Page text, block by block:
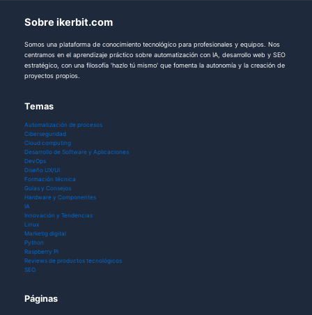
Sobre ikerbit.com
Somos una plataforma de conocimiento tecnológico para profesionales y equipos. Nos
centramos en el aprendizaje práctico sobre automatización con IA, desarrollo web y SEO
estratégico, con una filosofía 'hazlo tú mismo' que fomenta la autonomía y la creación de
proyectos propios.
Temas
Automatización de procesos
Ciberseguridad
Cloud computing
Desarrollo de Software y Aplicaciones
DevOps
Diseño UX/UI
Formación técnica
Guías y Consejos
Hardware y Componentes
IA
Innovación y Tendencias
Linux
Marketig digital
Python
Raspberry Pi
Reviews de productos tecnológicos
SEO
Páginas